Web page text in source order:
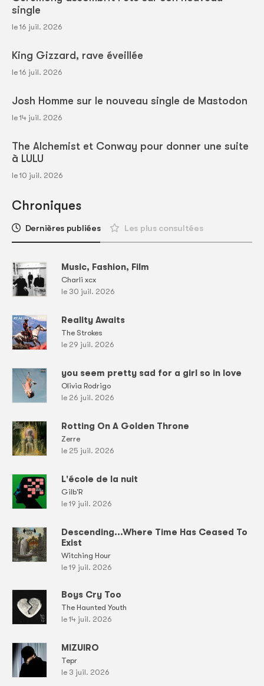
single
le 16 juil. 2026
King Gizzard, rave éveillée
le 16 juil. 2026
Josh Homme sur le nouveau single de Mastodon
le 14 juil. 2026
The Alchemist et Conway pour donner une suite
à LULU
le 10 juil. 2026
Chroniques
Dernières publiées Les plus consultées
Music, Fashion, Film
Charli xcx
le 30 juil. 2026
Reality Awaits
The Strokes
le 29 juil. 2026
you seem pretty sad for a girl so in love
Olivia Rodrigo
le 26 juil. 2026
Rotting On A Golden Throne
Zerre
le 25 juil. 2026
L'école de la nuit
Gilb'R
le 19 juil. 2026
Descending...Where Time Has Ceased To
Exist
Witching Hour
le 19 juil. 2026
Boys Cry Too
The Haunted Youth
le 14 juil. 2026
MIZUIRO
Tepr
le 3 juil. 2026